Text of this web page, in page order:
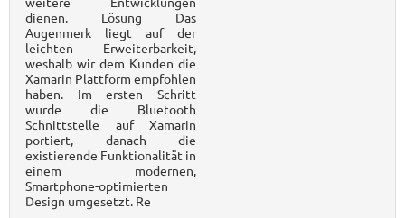
dienen. Lösung Das
Augenmerk liegt auf der
leichten Erweiterbarkeit,
weshalb wir dem Kunden die
Xamarin Plattform empfohlen
haben. Im ersten Schritt
wurde die Bluetooth
Schnittstelle auf Xamarin
portiert, danach die
existierende Funktionalität in
einem modernen,
Smartphone-optimierten
Design umgesetzt. Re